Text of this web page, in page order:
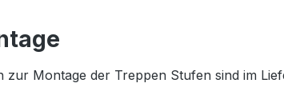
zur Montage der Treppen Stufen sind im